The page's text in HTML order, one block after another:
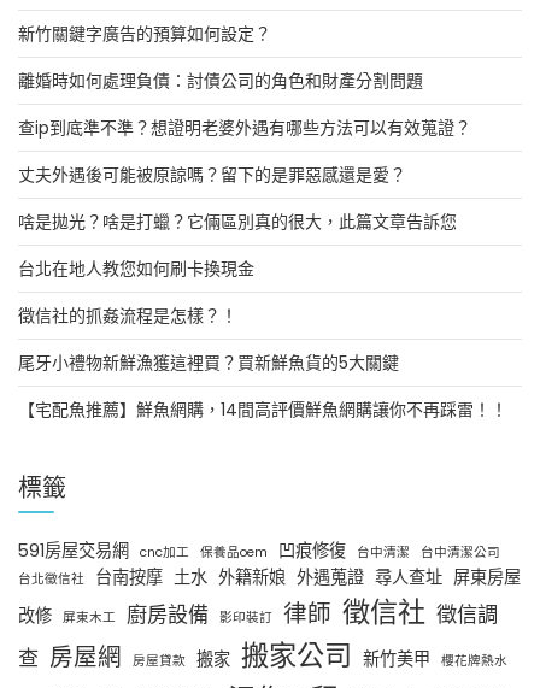
新竹關鍵字廣告的預算如何設定？
離婚時如何處理負債：討債公司的角色和財產分割問題
查ip到底準不準？想證明老婆外遇有哪些方法可以有效蒐證？
丈夫外遇後可能被原諒嗎？留下的是罪惡感還是愛？
啥是拋光？啥是打蠟？它倆區別真的很大，此篇文章告訴您
台北在地人教您如何刷卡換現金
徵信社的抓姦流程是怎樣？！
尾牙小禮物新鮮漁獲這裡買？買新鮮魚貨的5大關鍵
【宅配魚推薦】鮮魚網購，14間高評價鮮魚網購讓你不再踩雷！！
標籤
591房屋交易網 cnc加工 保養品oem 凹痕修復 台中清潔
台中清潔公司
台北徵信社
台南按摩 土水 外籍新娘 外遇蒐證 尋人查址 屏東房屋
改修 屏東木工 廚房設備 影印裝訂 律師 徵信社 徵信調
查 房屋網 房屋貸款 搬家 搬家公司 新竹美甲 櫻花牌熱水